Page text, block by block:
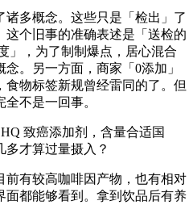
多概念。这些只是「检出」了
个旧事的准确表述是「送检的
」，为了制制爆点，居心混合
。另一方面，商家「0添加」
物标签新规曾经雷同的了。但
全不是一回事。
致癌添加剂，含量合适国
多才算过量摄入？
有较高咖啡因产物，也有相对
面都能够看到。拿到饮品后有养